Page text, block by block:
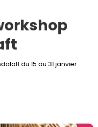
du 15 au 31 janvier